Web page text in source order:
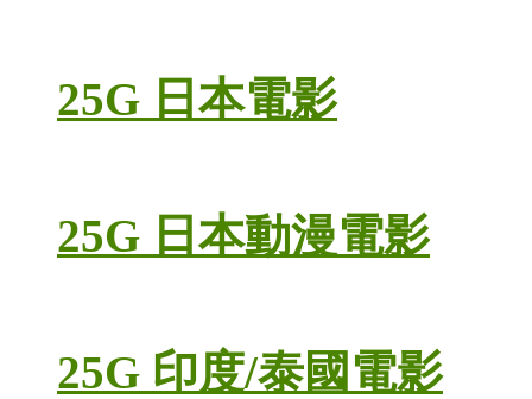
25G 日本電影
25G 日本動漫電影
25G 印度/泰國電影